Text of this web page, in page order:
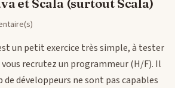
et Scala (surtout Scala)
un petit exercice très simple, à tester
recrutez un programmeur (H/F). Il
de développeurs ne sont pas capables